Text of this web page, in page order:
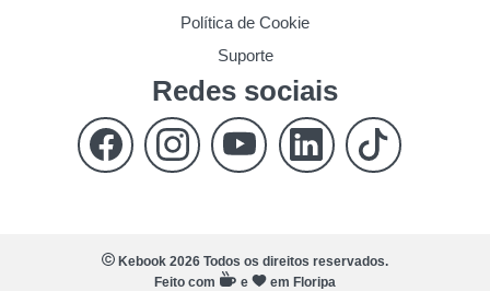
Política de Cookie
Suporte
Redes sociais
Kebook 2026 Todos os direitos reservados.
Feito com
e em Floripa